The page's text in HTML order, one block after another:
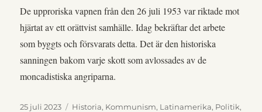
De upproriska vapnen från den 26 juli 1953 var riktade mot
hjärtat av ett orättvist samhälle. Idag bekräftar det arbete
som byggts och försvarats detta. Det är den historiska
sanningen bakom varje skott som avlossades av de
moncadistiska angriparna.
Publicerat
25 juli 2023 Kategorier
Historia, Kommunism, Latinamerika, Politik,